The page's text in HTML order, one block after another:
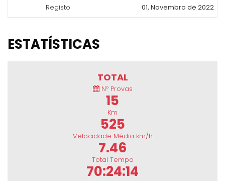
Registo
01, Novembro de 2022
ESTATÍSTICAS
TOTAL
Nº Provas
15
Km
525
Velocidade Média km/h
7.46
Total Tempo
70:24:14